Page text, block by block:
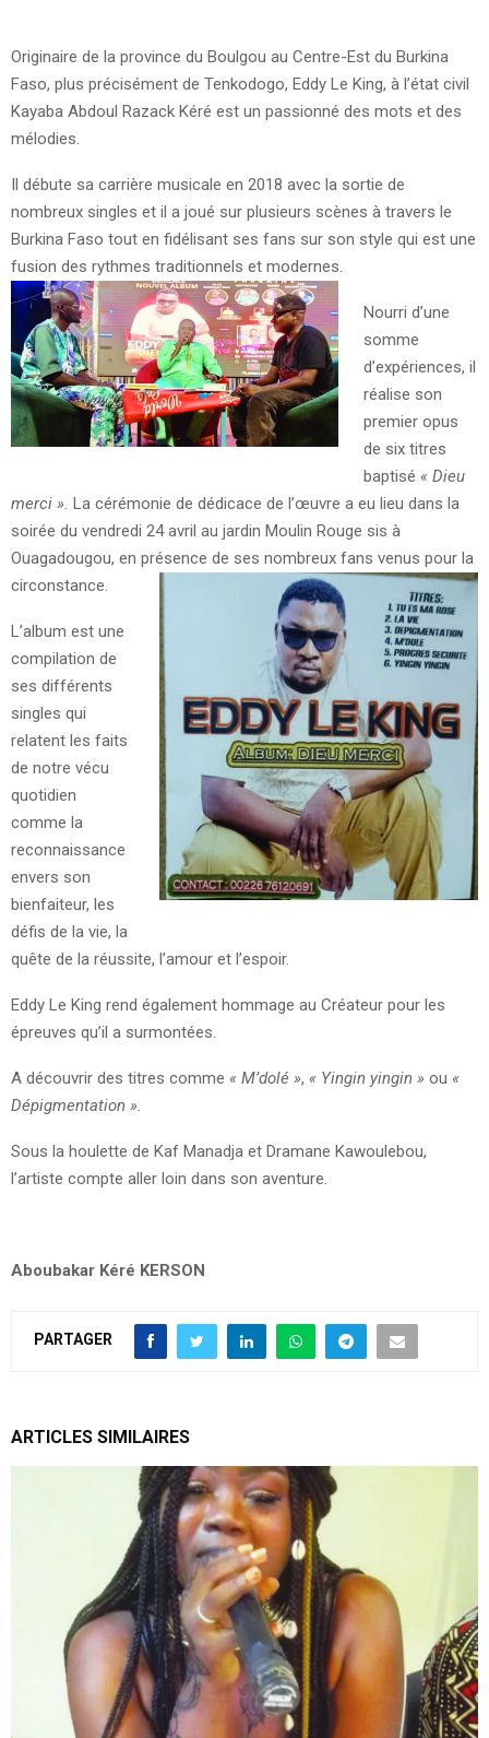
Originaire de la province du Boulgou au Centre-Est du Burkina
Faso, plus précisément de Tenkodogo, Eddy Le King, à l’état civil
Kayaba Abdoul Razack Kéré est un passionné des mots et des
mélodies.
Il débute sa carrière musicale en 2018 avec la sortie de
nombreux singles et il a joué sur plusieurs scènes à travers le
Burkina Faso tout en fidélisant ses fans sur son style qui est une
fusion des rythmes traditionnels et modernes.
Nourri d’une
somme
d’expériences, il
réalise son
premier opus
de six titres
baptisé « Dieu
merci ». La cérémonie de dédicace de l’œuvre a eu lieu dans la
soirée du vendredi 24 avril au jardin Moulin Rouge sis à
Ouagadougou, en présence de ses nombreux fans venus pour la
circonstance.
L’album est une
compilation de
ses différents
singles qui
relatent les faits
de notre vécu
quotidien
comme la
reconnaissance
envers son
bienfaiteur, les
défis de la vie, la
quête de la réussite, l’amour et l’espoir.
Eddy Le King rend également hommage au Créateur pour les
épreuves qu’il a surmontées.
A découvrir des titres comme « M’dolé », « Yingin yingin » ou «
Dépigmentation ».
Sous la houlette de Kaf Manadja et Dramane Kawoulebou,
l’artiste compte aller loin dans son aventure.
Aboubakar Kéré KERSON
PARTAGER
ARTICLES SIMILAIRES